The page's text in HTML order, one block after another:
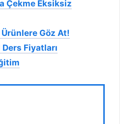
Çekme Eksiksiz
Göz At!
Fiyatları